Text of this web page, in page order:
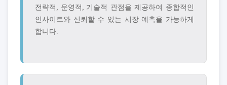
전략적, 운영적, 기술적 관점을 제공하여 종합적인
인사이트와 신뢰할 수 있는 시장 예측을 가능하게
합니다.